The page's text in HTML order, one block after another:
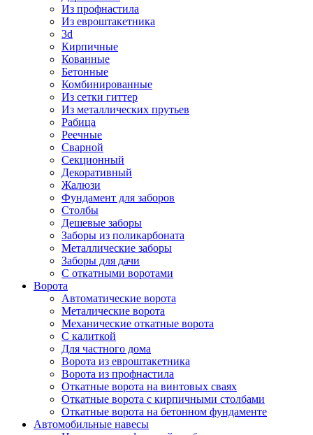
Из профнастила
Из евроштакетника
3d
Кирпичные
Кованные
Бетонные
Комбинированные
Из сетки гиттер
Из металлических прутьев
Рабица
Реечные
Сварной
Секционный
Декоративный
Жалюзи
Фундамент для заборов
Столбы
Дешевые заборы
Заборы из поликарбоната
Металлические заборы
Заборы для дачи
С откатными воротами
Ворота
Автоматические ворота
Металические ворота
Механические откатные ворота
С калиткой
Для частного дома
Ворота из евроштакетника
Ворота из профнастила
Откатные ворота на винтовых сваях
Откатные ворота с кирпичными столбами
Откатные ворота на бетонном фундаменте
Автомобильные навесы